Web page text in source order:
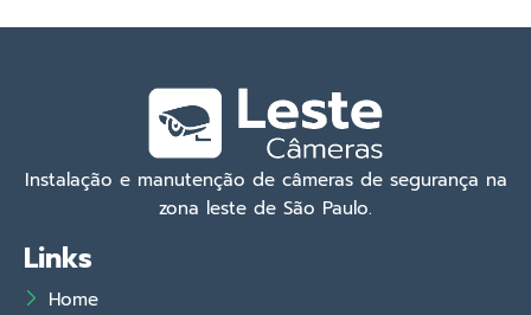
Instalação e manutenção de câmeras de segurança na
zona leste de São Paulo.
Links
Home